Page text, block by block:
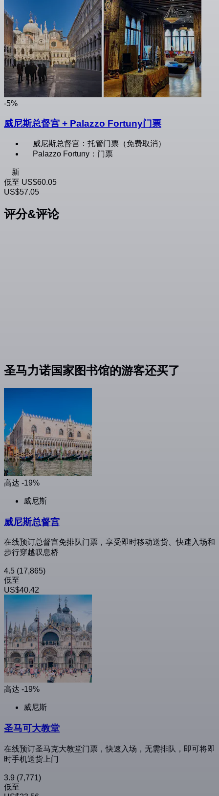
-5%
威尼斯总督宫 + Palazzo Fortuny门票
威尼斯总督宫：托管门票（免费取消）
Palazzo Fortuny：门票
新
低至 US$60.05
US$57.05
评分&评论
圣马力诺国家图书馆的游客还买了
高达 -19%
威尼斯
威尼斯总督宫
在线预订总督宫免排队门票，享受即时移动送货、快速入场和
步行穿越叹息桥
4.5 (17,865)
低至
US$40.42
高达 -19%
威尼斯
圣马可大教堂
在线预订圣马克大教堂门票，快速入场，无需排队，即可将即
时手机送货上门
3.9 (7,771)
低至